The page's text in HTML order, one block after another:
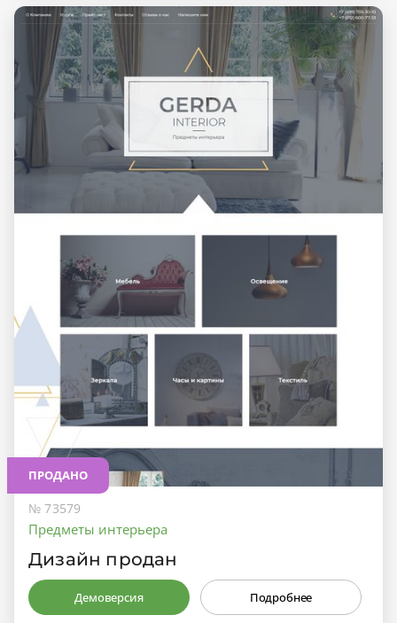
ПРОДАНО
№ 73579
Предметы интерьера
Дизайн продан
Демоверсия Подробнее